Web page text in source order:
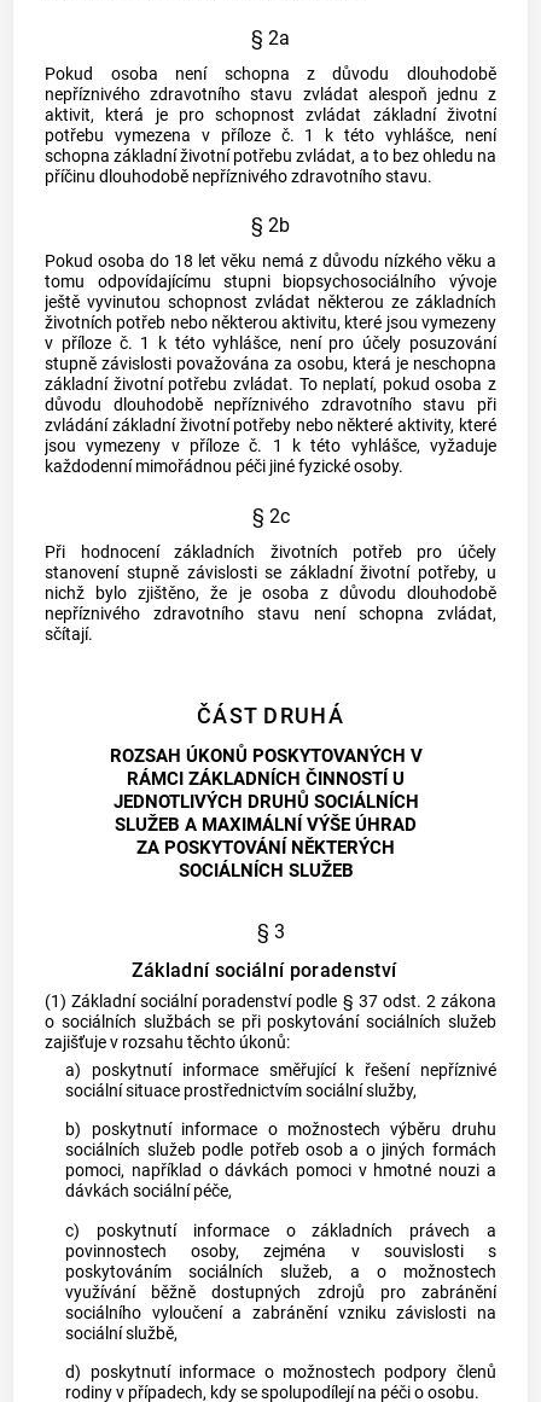
§ 2a
Pokud osoba není schopna z důvodu dlouhodobě
nepříznivého zdravotního stavu zvládat alespoň jednu z
aktivit, která je pro schopnost zvládat základní životní
potřebu vymezena v příloze č. 1 k této vyhlášce, není
schopna základní životní potřebu zvládat, a to bez ohledu na
příčinu dlouhodobě nepříznivého zdravotního stavu.
§ 2b
Pokud osoba do 18 let věku nemá z důvodu nízkého věku a
tomu odpovídajícímu stupni biopsychosociálního vývoje
ještě vyvinutou schopnost zvládat některou ze základních
životních potřeb nebo některou aktivitu, které jsou vymezeny
v příloze č. 1 k této vyhlášce, není pro účely posuzování
stupně závislosti považována za osobu, která je neschopna
základní životní potřebu zvládat. To neplatí, pokud osoba z
důvodu dlouhodobě nepříznivého zdravotního stavu při
zvládání základní životní potřeby nebo některé aktivity, které
jsou vymezeny v příloze č. 1 k této vyhlášce, vyžaduje
každodenní mimořádnou péči jiné fyzické osoby.
§ 2c
Při hodnocení základních životních potřeb pro účely
stanovení stupně závislosti se základní životní potřeby, u
nichž bylo zjištěno, že je osoba z důvodu dlouhodobě
nepříznivého zdravotního stavu není schopna zvládat,
sčítají.
ČÁST DRUHÁ
ROZSAH ÚKONŮ POSKYTOVANÝCH V
RÁMCI ZÁKLADNÍCH ČINNOSTÍ U
JEDNOTLIVÝCH DRUHŮ SOCIÁLNÍCH
SLUŽEB A MAXIMÁLNÍ VÝŠE ÚHRAD
ZA POSKYTOVÁNÍ NĚKTERÝCH
SOCIÁLNÍCH SLUŽEB
§ 3
Základní sociální poradenství
(1) Základní sociální poradenství podle § 37 odst. 2 zákona
o sociálních službách se při poskytování sociálních služeb
zajišťuje v rozsahu těchto úkonů:
a) poskytnutí informace směřující k řešení nepříznivé
sociální situace prostřednictvím sociální služby,
b) poskytnutí informace o možnostech výběru druhu
sociálních služeb podle potřeb osob a o jiných formách
pomoci, například o dávkách pomoci v hmotné nouzi a
dávkách sociální péče,
c) poskytnutí informace o základních právech a
povinnostech osoby, zejména v souvislosti s
poskytováním sociálních služeb, a o možnostech
využívání běžně dostupných zdrojů pro zabránění
sociálního vyloučení a zabránění vzniku závislosti na
sociální službě,
d) poskytnutí informace o možnostech podpory členů
rodiny v případech, kdy se spolupodílejí na péči o osobu.